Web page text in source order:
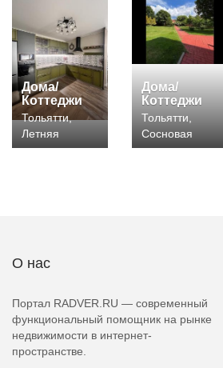
Дома/
Коттеджи
Тольятти,
Летняя
Дома/
Коттеджи
Тольятти,
Сосновая
О нас
Портал RADVER.RU — современный
функциональный помощник на рынке
недвижимости в интернет-
пространстве.